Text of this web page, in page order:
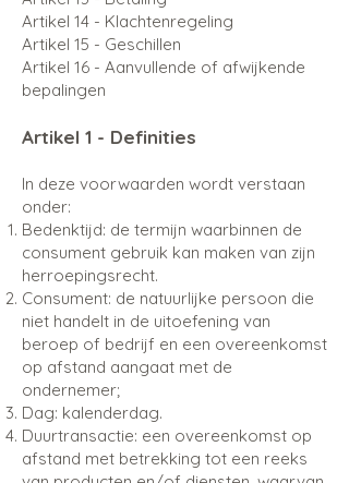
Artikel 14 - Klachtenregeling
Artikel 15 - Geschillen
Artikel 16 - Aanvullende of afwijkende
bepalingen
Artikel 1 - Definities
In deze voorwaarden wordt verstaan
onder:
Bedenktijd: de termijn waarbinnen de
consument gebruik kan maken van zijn
herroepingsrecht.
Consument: de natuurlijke persoon die
niet handelt in de uitoefening van
beroep of bedrijf en een overeenkomst
op afstand aangaat met de
ondernemer;
Dag: kalenderdag.
Duurtransactie: een overeenkomst op
afstand met betrekking tot een reeks